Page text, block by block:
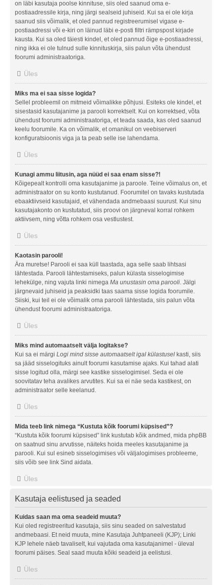
on läbi kasutaja poolse kinnituse, siis oled saanud oma e-
postiaadressile kirja, ning järgi sealseid juhiseid. Kui sa ei ole kirja
saanud siis võimalik, et oled pannud registreerumisel vigase e-
postiaadressi või e-kiri on läinud läbi e-posti filtri rämpspost kirjade
kausta. Kui sa oled täiesti kindel, et oled pannud õige e-postiaadressi,
ning ikka ei ole tulnud sulle kinnituskirja, siis palun võta ühendust
foorumi administraatoriga.
Üles
Miks ma ei saa sisse logida?
Sellel probleemil on mitmeid võimalikke põhjusi. Esiteks ole kindel, et
sisestasid kasutajanime ja parooli korrektselt. Kui on korrektsed, võta
ühendust foorumi administraatoriga, et teada saada, kas oled saanud
keelu foorumile. Ka on võimalik, et omanikul on veebiserveri
konfiguratsioonis viga ja ta peab selle ise lahendama.
Üles
Kunagi ammu liitusin, aga nüüd ei saa enam sisse?!
Kõigepealt kontrolli oma kasutajanime ja paroole. Teine võimalus on, et
administraator on su konto kustutanud. Foorumitel on tavaks kustutada
ebaaktiivseid kasutajaid, et vähendada andmebaasi suurust. Kui sinu
kasutajakonto on kustutatud, siis proovi on järgneval korral rohkem
aktiivsem, ning võtta rohkem osa vestlustest.
Üles
Kaotasin parooli!
Ära muretse! Parooli ei saa küll taastada, aga selle saab lihtsasi
lähtestada. Parooli lähtestamiseks, palun külasta sisselogimise
lehekülge, ning vajuta linki nimega Ma unustasin oma parooli. Jälgi
järgnevaid juhiseid ja peaksidki taas saama sisse logida foorumile.
Siiski, kui teil ei ole võimalik oma parooli lähtestada, siis palun võta
ühendust foorumi administraatoriga.
Üles
Miks mind automaatselt välja logitakse?
Kui sa ei märgi Logi mind sisse automaatselt igal külastusel kasti, siis
sa jääd sisselogituks ainult foorumi kasutamise ajaks. Kui tahad alati
sisse logitud olla, märgi see kastike sisselogimisel. Seda ei ole
soovitatav teha avalikes arvutites. Kui sa ei näe seda kastikest, on
administraator selle keelanud.
Üles
Mida teeb link nimega “Kustuta kõik foorumi küpsised”?
“Kustuta kõik foorumi küpsised” link kustutab kõik andmed, mida phpBB
on saatnud sinu arvutisse, näiteks hoida meeles kasutajanime ja
parooli. Kui sul esineb sisselogimises või väljalogimises probleeme,
siis võib see link Sind aidata.
Üles
Kasutaja eelistused ja seaded
Kuidas saan ma oma seadeid muuta?
Kui oled registreeritud kasutaja, siis sinu seaded on salvestatud
andmebaasi. Et neid muuta, mine Kasutaja Juhtpaneeli (KJP); Linki
KJP lehele näeb tavaliselt, kui vajutada oma kasutajanimel - üleval
foorumi päises. Seal saad muuta kõiki seadeid ja eelistusi.
Üles